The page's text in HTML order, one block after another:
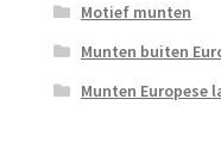
Motief munten
Munten buiten
Munten Europese